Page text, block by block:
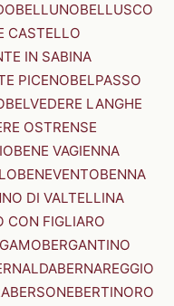
BELLUNOBELLUSCO
CASTELLO
IN SABINA
PICENOBELPASSO
BELVEDERE LANGHE
OSTRENSE
BENE VAGIENNA
BENEVENTOBENNA
DI VALTELLINA
CON FIGLIARO
BERGANTINO
BERNAREGGIO
BERSONEBERTINORO